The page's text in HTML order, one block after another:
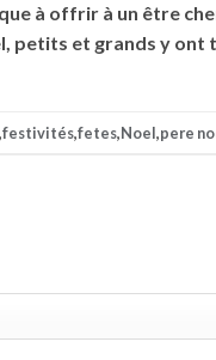
à offrir à un être
petits et grands y
,festivités,fetes,Noel,pere